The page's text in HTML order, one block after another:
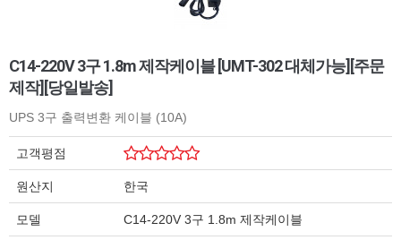
C14-220V 3구 1.8m 제작케이블 [UMT-302 대체가능][주문
제작][당일발송]
UPS 3구 출력변환 케이블 (10A)
고객평점
원산지 한국
모델 C14-220V 3구 1.8m 제작케이블